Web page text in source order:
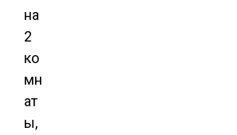
на
2
ко
мн
ат
ы,